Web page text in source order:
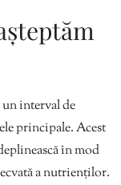
interval de
principale. Acest
în mod
a nutrienților.